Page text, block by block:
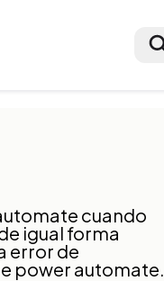
cuando
igual forma
error de
power automate.